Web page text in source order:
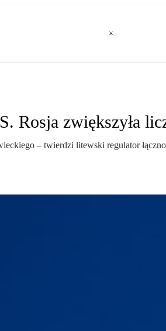
Rosja zwiększyła
– twierdzi litewski regulator